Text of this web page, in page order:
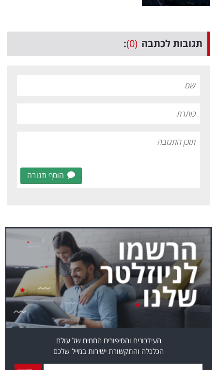
תגובות לכתבה (0)
:
הוסף תגובה
העידכונים והסיפורים החמים של עולם
הכלכלה והתקשורת ישירות במייל שלכם